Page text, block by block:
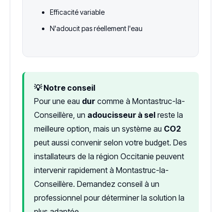
Efficacité variable
N'adoucit pas réellement l'eau
💡 Notre conseil
Pour une eau dur comme à Montastruc-la-
Conseillère, un adoucisseur à sel reste la
meilleure option, mais un système au CO2
peut aussi convenir selon votre budget. Des
installateurs de la région Occitanie peuvent
intervenir rapidement à Montastruc-la-
Conseillère. Demandez conseil à un
professionnel pour déterminer la solution la